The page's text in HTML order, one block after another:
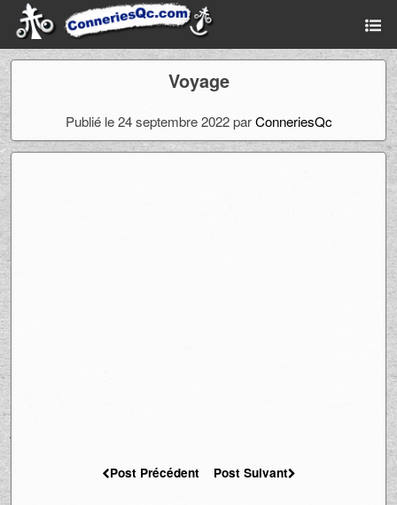
Voyage
Publié le 24 septembre 2022 parConneriesQc
Post Précédent Post Suivant